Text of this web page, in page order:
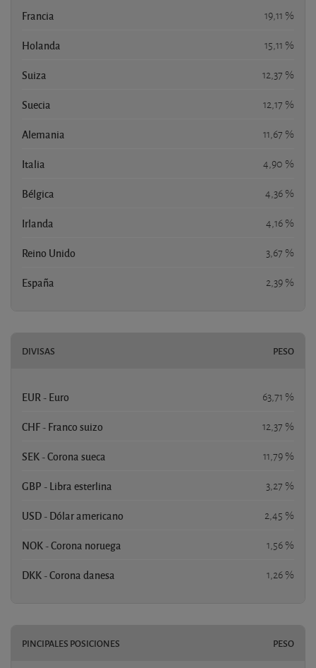
Francia 19,11 %
Holanda 15,11 %
Suiza 12,37 %
Suecia 12,17 %
Alemania 11,67 %
Italia 4,90 %
Bélgica 4,36 %
Irlanda 4,16 %
Reino Unido 3,67 %
España 2,39 %
DIVISAS PESO
EUR - Euro 63,71 %
CHF - Franco suizo 12,37 %
SEK - Corona sueca 11,79 %
GBP - Libra esterlina 3,27 %
USD - Dólar americano 2,45 %
NOK - Corona noruega 1,56 %
DKK - Corona danesa 1,26 %
PINCIPALES POSICIONES PESO